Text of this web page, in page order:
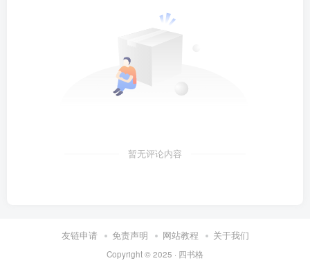
暂无评论内容
友链申请 免责声明 网站教程 关于我们
Copyright © 2025 · 四书格